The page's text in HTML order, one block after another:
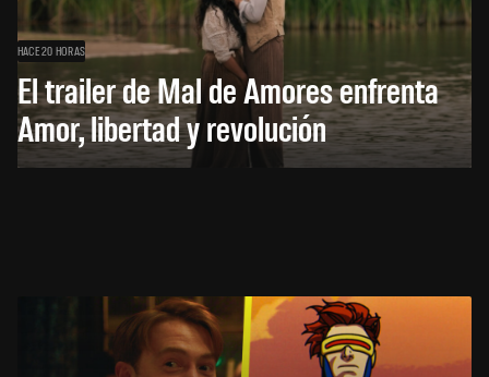
HACE 20 HORAS
El trailer de Mal de Amores enfrenta
Amor, libertad y revolución